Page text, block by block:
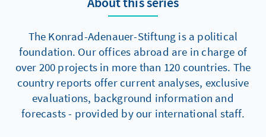
The Konrad-Adenauer-Stiftung is a political
foundation. Our offices abroad are in charge of
over 200 projects in more than 120 countries. The
country reports offer current analyses, exclusive
evaluations, background information and
forecasts - provided by our international staff.